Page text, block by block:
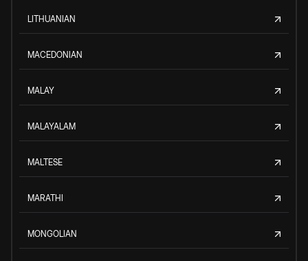
LITHUANIAN
MACEDONIAN
MALAY
MALAYALAM
MALTESE
MARATHI
MONGOLIAN